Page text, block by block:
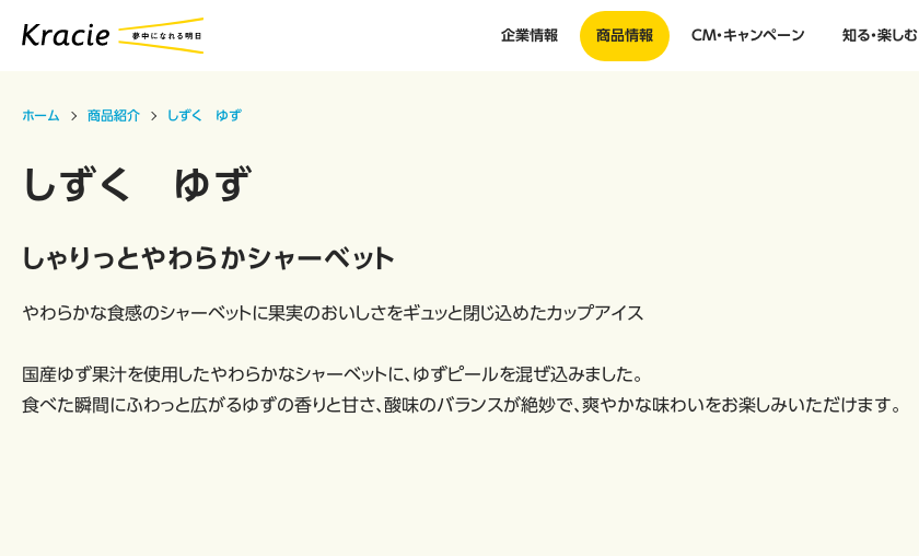
企業情報 商品情報 CM・キャンペーン 知る・楽しむ
ホーム 商品紹介 しずく ゆず
しずく ゆず
しゃりっとやわらかシャーベット
やわらかな食感のシャーベットに果実のおいしさをギュッと閉じ込めたカップアイス
国産ゆず果汁を使用したやわらかなシャーベットに、ゆずピールを混ぜ込みました。
食べた瞬間にふわっと広がるゆずの香りと甘さ、酸味のバランスが絶妙で、爽やかな味わいをお楽しみいただけます。